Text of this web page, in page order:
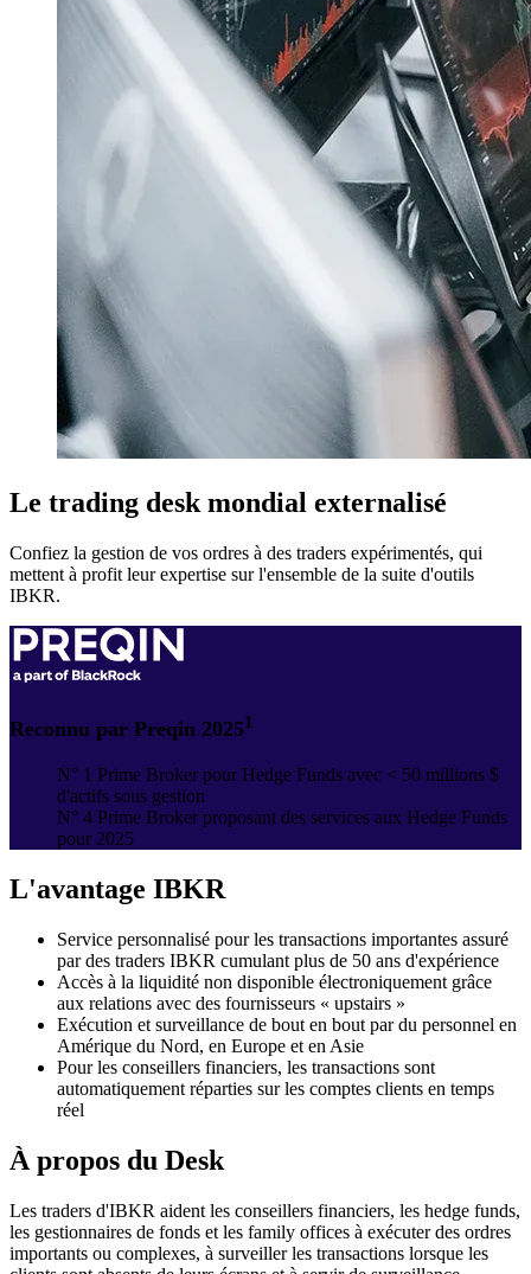
Le trading desk mondial externalisé
Confiez la gestion de vos ordres à des traders expérimentés, qui
mettent à profit leur expertise sur l'ensemble de la suite d'outils
IBKR.
Reconnu par Preqin 20251
N° 1 Prime Broker pour Hedge Funds avec < 50 millions $
d'actifs sous gestion
N° 4 Prime Broker proposant des services aux Hedge Funds
pour 2025
L'avantage IBKR
Service personnalisé pour les transactions importantes assuré
par des traders IBKR cumulant plus de 50 ans d'expérience
Accès à la liquidité non disponible électroniquement grâce
aux relations avec des fournisseurs « upstairs »
Exécution et surveillance de bout en bout par du personnel en
Amérique du Nord, en Europe et en Asie
Pour les conseillers financiers, les transactions sont
automatiquement réparties sur les comptes clients en temps
réel
À propos du Desk
Les traders d'IBKR aident les conseillers financiers, les hedge funds,
les gestionnaires de fonds et les family offices à exécuter des ordres
importants ou complexes, à surveiller les transactions lorsque les